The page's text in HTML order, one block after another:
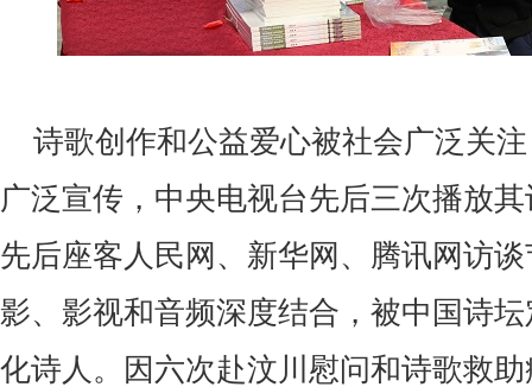
诗歌创作和公益爱心被社会广泛关
广泛宣传，中央电视台先后三次播放
先后座客人民网、新华网、腾讯网访
影、影视和音频深度结合，被中国诗
化诗人。因六次赴汶川慰问和诗歌救